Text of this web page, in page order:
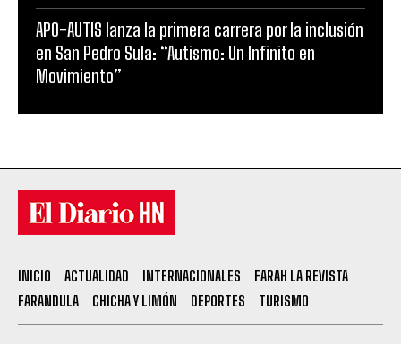
APO-AUTIS lanza la primera carrera por la inclusión
en San Pedro Sula: “Autismo: Un Infinito en
Movimiento”
INICIO ACTUALIDAD INTERNACIONALES
FARAH LA REVISTA
FARANDULA
CHICHA Y LIMÓN DEPORTES TURISMO